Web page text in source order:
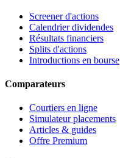
Screener d'actions
Calendrier dividendes
Résultats financiers
Splits d'actions
Introductions en bourse
Comparateurs
Courtiers en ligne
Simulateur placements
Articles & guides
Offre Premium